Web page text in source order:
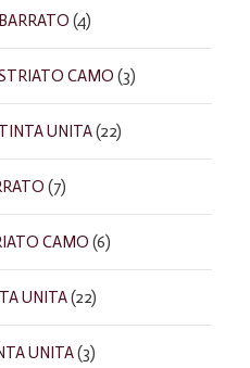
(4)
CAMO (3)
UNITA(22)
(7)
CAMO (6)
UNITA(22)
UNITA(3)